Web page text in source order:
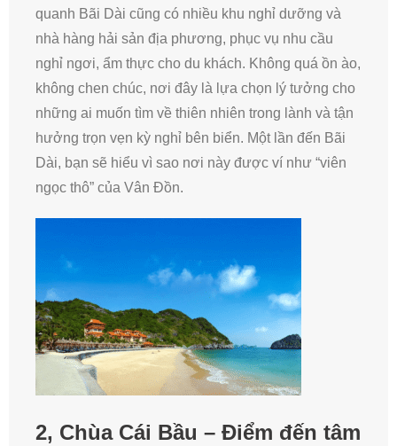
quanh Bãi Dài cũng có nhiều khu nghỉ dưỡng và
nhà hàng hải sản địa phương, phục vụ nhu cầu
nghỉ ngơi, ẩm thực cho du khách. Không quá ồn ào,
không chen chúc, nơi đây là lựa chọn lý tưởng cho
những ai muốn tìm về thiên nhiên trong lành và tận
hưởng trọn vẹn kỳ nghỉ bên biển. Một lần đến Bãi
Dài, bạn sẽ hiểu vì sao nơi này được ví như “viên
ngọc thô” của Vân Đồn.
2, Chùa Cái Bầu – Điểm đến tâm